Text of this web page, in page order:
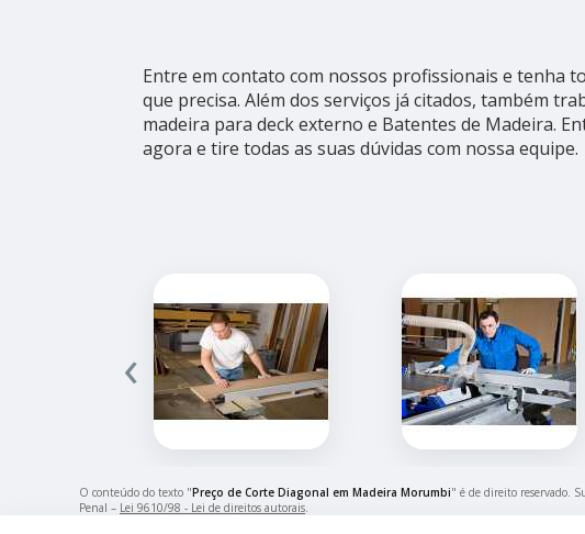
Entre em contato com nossos profissionais e tenha
que precisa. Além dos serviços já citados, também
madeira para deck externo e Batentes de Madeira.
agora e tire todas as suas dúvidas com nossa equipe.
‹
O conteúdo do texto "Preço de Corte Diagonal em Madeira Morumbi" é de direito reservado.
Penal – Lei 9610/98 - Lei de direitos autorais